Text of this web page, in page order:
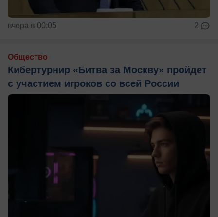
вчера в 00:05 2
Общество
Кибертурнир «Битва за Москву» пройдет
с участием игроков со всей России